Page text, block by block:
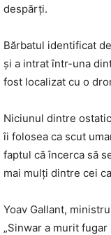
despărți.
Bărbatul identificat
și a intrat într-una
fost localizat cu o
Niciunul dintre
îi folosea ca scut
faptul că încerca să
mai mulți dintre cei
Yoav Gallant,
„Sinwar a murit